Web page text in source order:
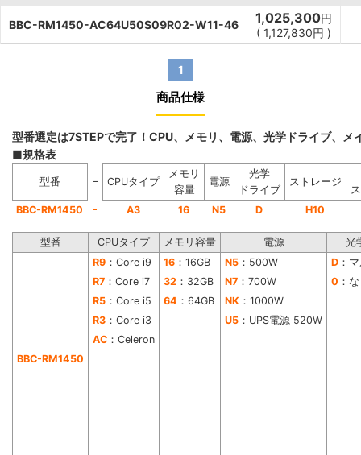
BBC-RM1450-AC64U50S09R02-W11-46 1,025,300円
( 1,127,830円 )
1
商品仕様
型番選定は7STEPで完了！CPU、メモリ、電源、光学ドライブ、
■規格表
型番 − CPUタイプ
メモリ
容量
電源
光学
ドライブ
ストレージ
BBC-RM1450
- A3 16 N5 D H10
型番 CPUタイプ メモリ容量 電源 光
BBC-RM1450
R9 ：Core i9 16 ：16GB N5 ：500W D ：
R7 ：Core i7 32 ：32GB N7 ：700W 0 ：
R5 ：Core i5 64 ：64GB NK ：1000W
R3 ：Core i3 U5 ：UPS電源 520W
AC ：Celeron